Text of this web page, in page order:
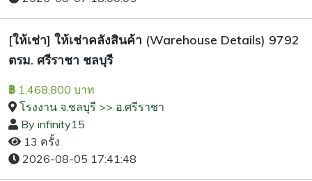
[ให้เช่า] ให้เช่าคลังสินค้า (Warehouse Details) 9792
ตรม. ศรีราชา ชลบุรี
฿ 1,468,800 บาท
โรงงาน จ.ชลบุรี >> อ.ศรีราชา
By infinity15
13 ครั้ง
2026-08-05 17:41:48